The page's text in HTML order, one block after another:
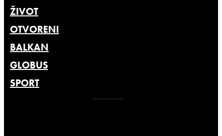
ŽIVOT
OTVORENI
BALKAN
GLOBUS
SPORT